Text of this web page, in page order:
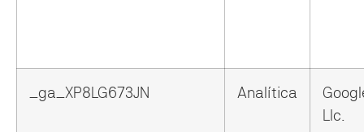
_ga_XP8LG673JN Analítica
Llc.